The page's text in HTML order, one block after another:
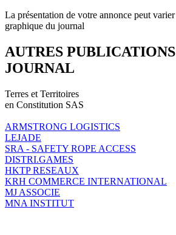
La présentation de votre annonce peut
graphique du journal
AUTRES
JOURNAL
Terres et Territoires
en Constitution SAS
ARMSTRONG LOGISTICS
LEJADE
SRA - SAFETY ROPE ACCESS
DISTRI.GAMES
HKTP RESEAUX
KRH COMMERCE INTERNATIONAL
MJ ASSOCIE
MNA INSTITUT